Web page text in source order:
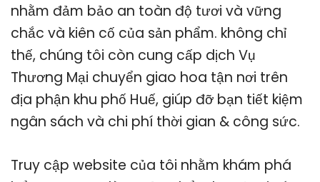
nhằm đảm bảo an toàn độ tươi và vững
chắc và kiên cố của sản phẩm. không chỉ
thế, chúng tôi còn cung cấp dịch Vụ
Thương Mại chuyển giao hoa tận nơi trên
địa phận khu phố Huế, giúp đỡ bạn tiết kiệm
ngân sách và chi phí thời gian & công sức.
Truy cập website của tôi nhằm khám phá